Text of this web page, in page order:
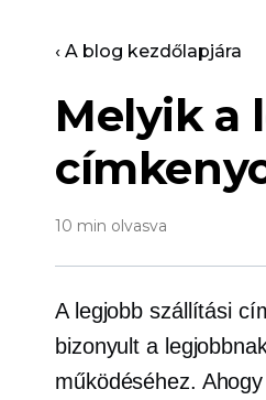
‹ A blog kezdőlapjára
Melyik a
10 min olvasva
A legjobb szállítási
bizonyult a
működéséhez.